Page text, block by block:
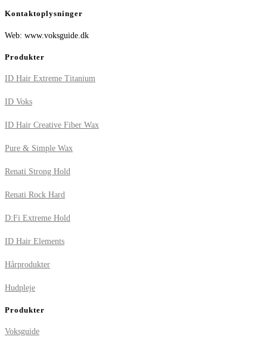
Kontaktoplysninger
Web: www.voksguide.dk
Produkter
ID Hair Extreme Titanium
ID Voks
ID Hair Creative Fiber Wax
Pure & Simple Wax
Renati Strong Hold
Renati Rock Hard
D:Fi Extreme Hold
ID Hair Elements
Hårprodukter
Hudpleje
Produkter
Voksguide